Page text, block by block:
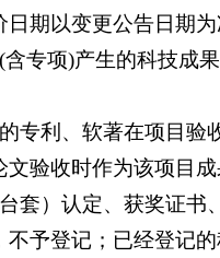
期以变更公告日期
专项)产生的科技成
专利、软著在项目
验收时作为该项目
套）认定、获奖证
予登记；已经登记